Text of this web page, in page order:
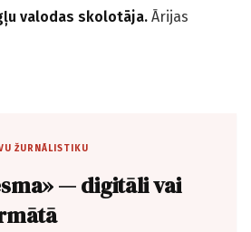
valodas skolotāja. Ārijas
ŽURNĀLISTIKU
— digitāli vai